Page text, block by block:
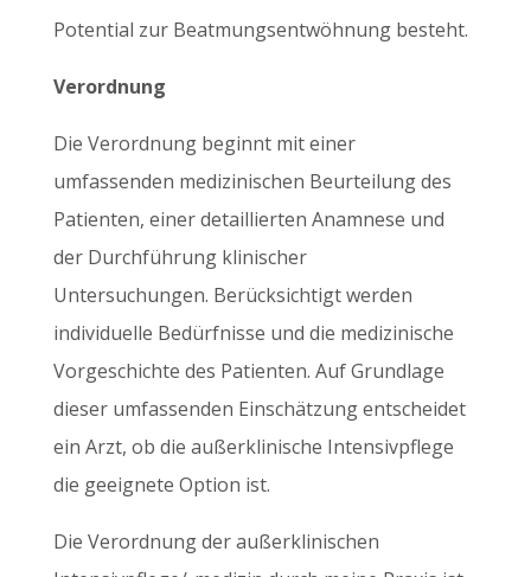
Potential zur Beatmungsentwöhnung besteht.
Verordnung
Die Verordnung beginnt mit einer
umfassenden medizinischen Beurteilung des
Patienten, einer detaillierten Anamnese und
der Durchführung klinischer
Untersuchungen. Berücksichtigt werden
individuelle Bedürfnisse und die medizinische
Vorgeschichte des Patienten. Auf Grundlage
dieser umfassenden Einschätzung entscheidet
ein Arzt, ob die außerklinische Intensivpflege
die geeignete Option ist.
Die Verordnung der außerklinischen